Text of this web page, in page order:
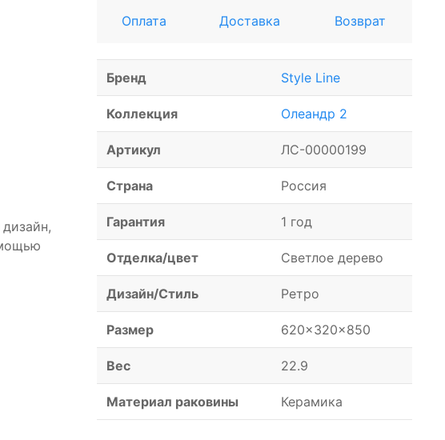
Оплата Доставка Возврат
Бренд Style Line
Коллекция Олеандр 2
Артикул ЛС-00000199
Страна Россия
Гарантия 1 год
Отделка/цвет Светлое дерево
Дизайн/Стиль Ретро
Размер 620x320x850
Вес 22.9
Материал раковины Керамика